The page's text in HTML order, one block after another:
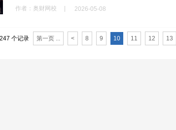
作者： 奥财网校 | 2026-05-08
个记录 第一页 ... < 8 9 10 11 12 13